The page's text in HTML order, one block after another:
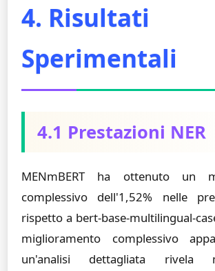
4. Risultati
Sperimentali
4.1 Prestazioni NER
MENmBERT ha ottenuto un
complessivo dell'1,52% nelle
rispetto a bert-base-multilingual-
miglioramento complessivo
un'analisi dettagliata rivela